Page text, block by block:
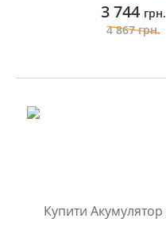
3 744 грн.
4 867грн.